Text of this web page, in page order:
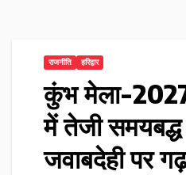
राजनीति हरिद्वार
कुंभ मेला-2027
में तेजी समयबद्ध
जवाबदेही पर